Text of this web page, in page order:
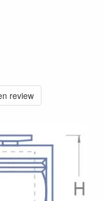
review